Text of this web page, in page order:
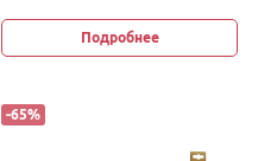
Подробнее
-65%